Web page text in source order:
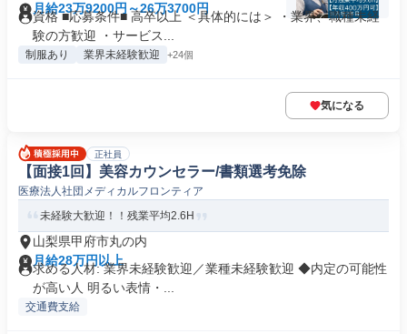
月給23万9200円～26万3700円
資格 ■応募条件■ 高卒以上 ＜具体的には＞ ・業界、職種未経
験の方歓迎 ・サービス...
制服あり 業界未経験歓迎 +24個
気になる
正社員
【面接1回】美容カウンセラー/書類選考免除
医療法人社団メディカルフロンティア
未経験大歓迎！！残業平均2.6H
山梨県甲府市丸の内
月給28万円以上
求める人材: 業界未経験歓迎／業種未経験歓迎 ◆内定の可能性
が高い人 明るい表情・...
交通費支給